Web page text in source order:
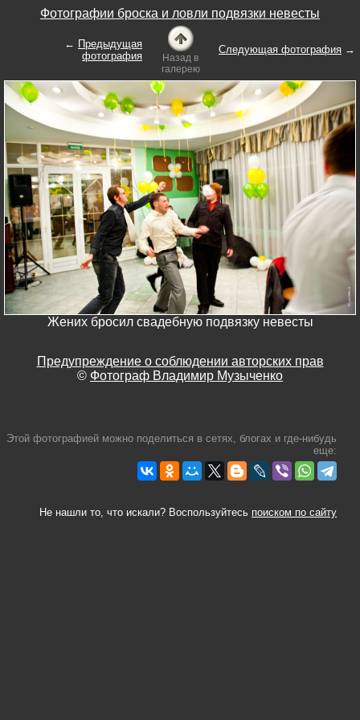
Фотографии броска и ловли подвязки невесты
← Предыдущая
фотография
Назад в
галерею
Следующая фотография →
Жених бросил свадебную подвязку невесты
Предупреждение о соблюдении авторских прав
© Фотограф Владимир Музыченко
Этой фотографией можно поделиться в сетях, блогах и где-нибудь
еще:
Не нашли то, что искали? Воспользуйтесь поиском по сайту